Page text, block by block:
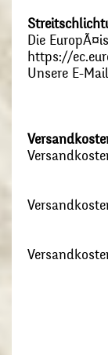
Die
https://
Unsere E-